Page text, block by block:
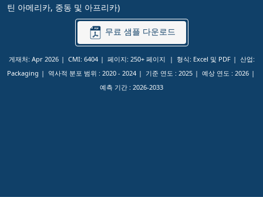
틴 아메리카, 중동 및 아프리카)
무료 샘플 다운로드
게재처: Apr 2026 CMI: 6404 페이지: 250+ 페이지 형식: Excel 및 PDF
산업:
Packaging
역사적 분포 범위 : 2020 - 2024 기준 연도 : 2025 예상 연도 : 2026
예측 기간 : 2026-2033